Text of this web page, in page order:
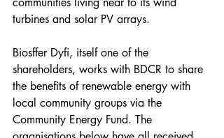
turbines and solar PV arrays.
Biosffer Dyfi, itself one of the
shareholders, works with BDCR to share
the benefits of renewable energy with
local community groups via the
Community Energy Fund. The